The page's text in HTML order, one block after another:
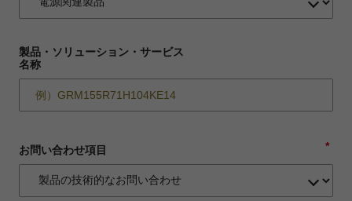
製品・ソリューション・サービス
名称
*
お問い合わせ項目